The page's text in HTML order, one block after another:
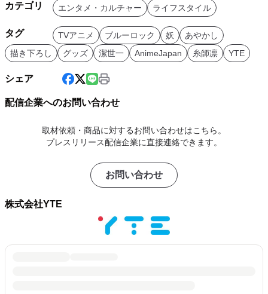
カテゴリ エンタメ・カルチャー ライフスタイル
タグ TVアニメ ブルーロック 妖
あやかし
描き下ろし
グッズ 潔世一 AnimeJapan 糸師凛 YTE
シェア
配信企業へのお問い合わせ
取材依頼・商品に対するお問い合わせはこちら。
プレスリリース配信企業に直接連絡できます。
お問い合わせ
株式会社YTE